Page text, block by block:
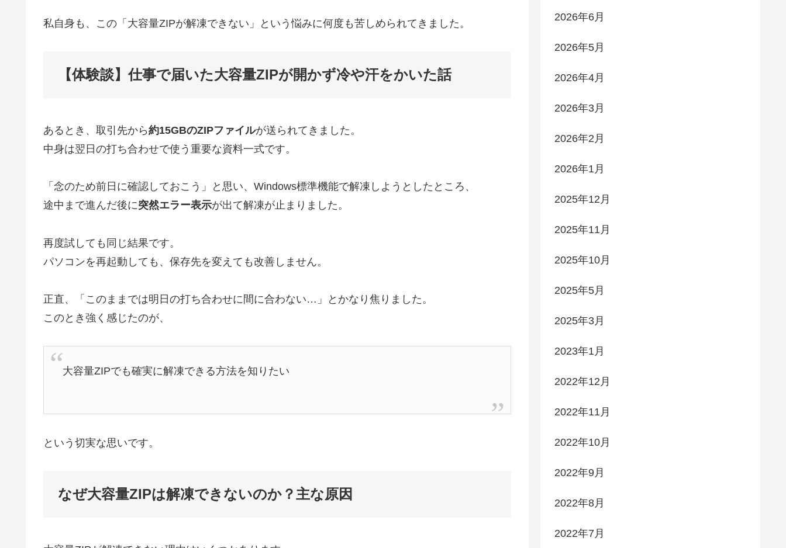
私自身も、この「大容量ZIPが解凍できない」という悩みに何度も苦しめられてきました。
【体験談】仕事で届いた大容量ZIPが開かず冷や汗をかいた話
あるとき、取引先から約15GBのZIPファイルが送られてきました。
中身は翌日の打ち合わせで使う重要な資料一式です。
「念のため前日に確認しておこう」と思い、Windows標準機能で解凍しようとしたところ、
途中まで進んだ後に突然エラー表示が出て解凍が止まりました。
再度試しても同じ結果です。
パソコンを再起動しても、保存先を変えても改善しません。
正直、「このままでは明日の打ち合わせに間に合わない…」とかなり焦りました。
このとき強く感じたのが、
大容量ZIPでも確実に解凍できる方法を知りたい
という切実な思いです。
なぜ大容量ZIPは解凍できないのか？主な原因
2026年6月
2026年5月
2026年4月
2026年3月
2026年2月
2026年1月
2025年12月
2025年11月
2025年10月
2025年5月
2025年3月
2023年1月
2022年12月
2022年11月
2022年10月
2022年9月
2022年8月
2022年7月